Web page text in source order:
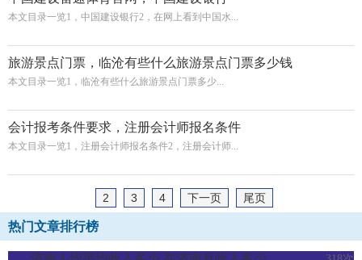
本文目录一览1，中国建设银行2，在网上看到中国水...
旅游景点门票，临沧有些什么旅游景点门票多少钱
本文目录一览1，临沧有些什么旅游景点门票多少...
会计报考条件要求，注册会计师报名条件
本文目录一览1，注册会计师报名条件2，注册会计师...
2 3 4 下一页 尾页
热门文章排行榜